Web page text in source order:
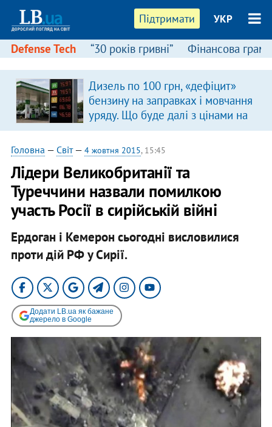
Підтримати УКР
Defense Tech “30 років гривні” Фінансова
Дизель по 100 грн, «дефіцит»
бензину на заправках і мовчання
уряду. Що буде далі з цінами на
пальне?
Головна — Світ— 4 жовтня 2015, 15:45
Лідери Великобританії та
Туреччини назвали помилкою
участь Росії в сирійській війні
Ердоган і Кемерон сьогодні висловилися
проти дій РФ у Сирії.
Додати LB.ua як бажане
джерело в Google